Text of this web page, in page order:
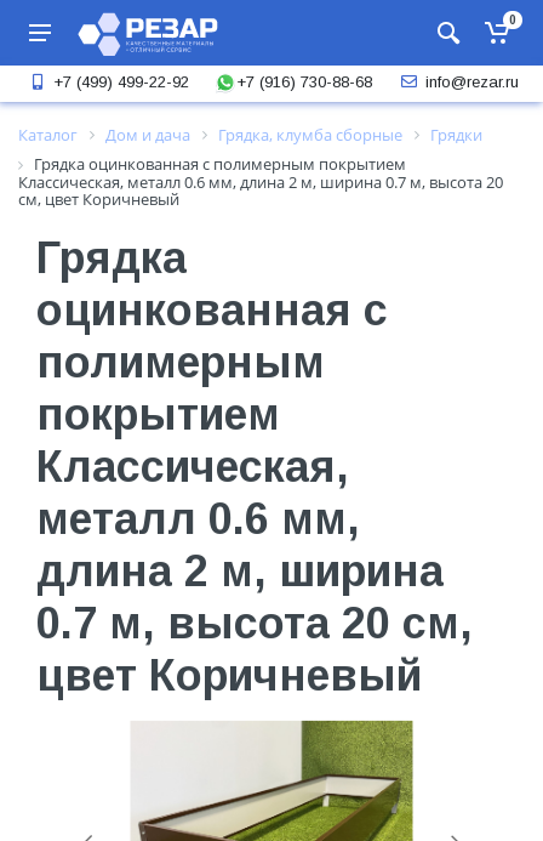
0
+7 (499) 499-22-92 +7 (916) 730-88-68 info@rezar.ru
Каталог Дом и дача Грядка, клумба сборные
Грядки
Грядка оцинкованная с полимерным покрытием
Классическая, металл 0.6 мм, длина 2 м, ширина 0.7 м, высота 20
см, цвет Коричневый
Грядка
оцинкованная с
полимерным
покрытием
Классическая,
металл 0.6 мм,
длина 2 м, ширина
0.7 м, высота 20 см,
цвет Коричневый